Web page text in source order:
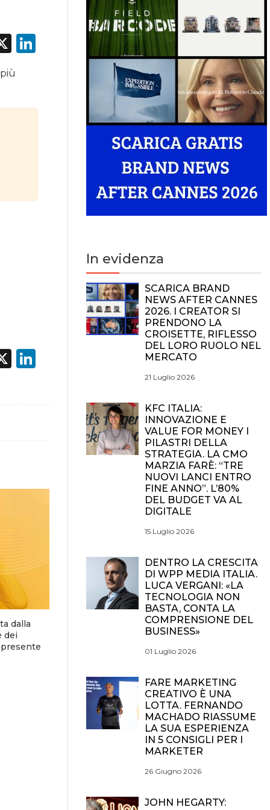
X LinkedIn
X LinkedIn
dalla
dei
In evidenza
SCARICA BRAND
NEWS AFTER CANNES
2026. I CREATOR SI
PRENDONO LA
CROISETTE, RIFLESSO
DEL LORO RUOLO NEL
MERCATO
21 Luglio 2026
KFC ITALIA:
INNOVAZIONE E
VALUE FOR MONEY I
PILASTRI DELLA
STRATEGIA. LA CMO
MARZIA FARÈ: “TRE
NUOVI LANCI ENTRO
FINE ANNO”. L’80%
DEL BUDGET VA AL
DIGITALE
15 Luglio 2026
DENTRO LA CRESCITA
DI WPP MEDIA ITALIA.
LUCA VERGANI: «LA
TECNOLOGIA NON
BASTA, CONTA LA
COMPRENSIONE DEL
BUSINESS»
01 Luglio 2026
FARE MARKETING
CREATIVO È UNA
LOTTA. FERNANDO
MACHADO RIASSUME
LA SUA ESPERIENZA
IN 5 CONSIGLI PER I
MARKETER
26 Giugno 2026
JOHN HEGARTY: